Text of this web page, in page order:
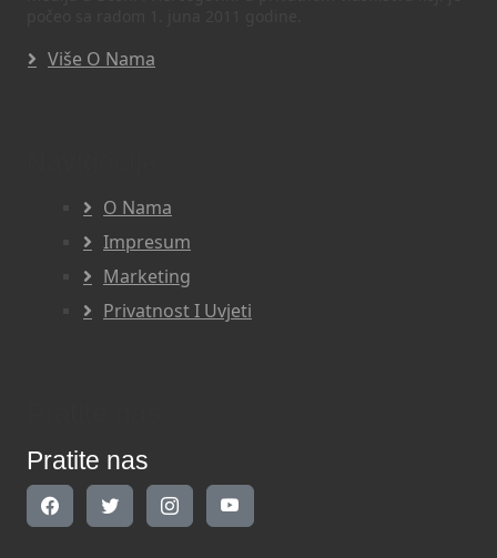
Više O Nama
O Nama
Impresum
Marketing
Privatnost I Uvjeti
Pratite nas